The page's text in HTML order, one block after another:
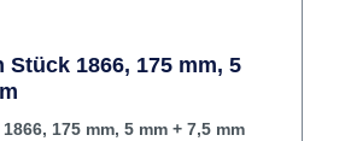
Stück 1866, 175 mm, 5
175 mm, 5 mm + 7,5 mm